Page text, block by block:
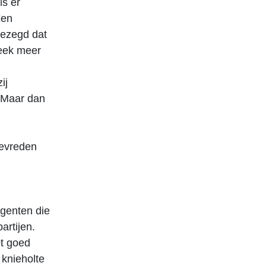
dat
meer
dan
die
goed